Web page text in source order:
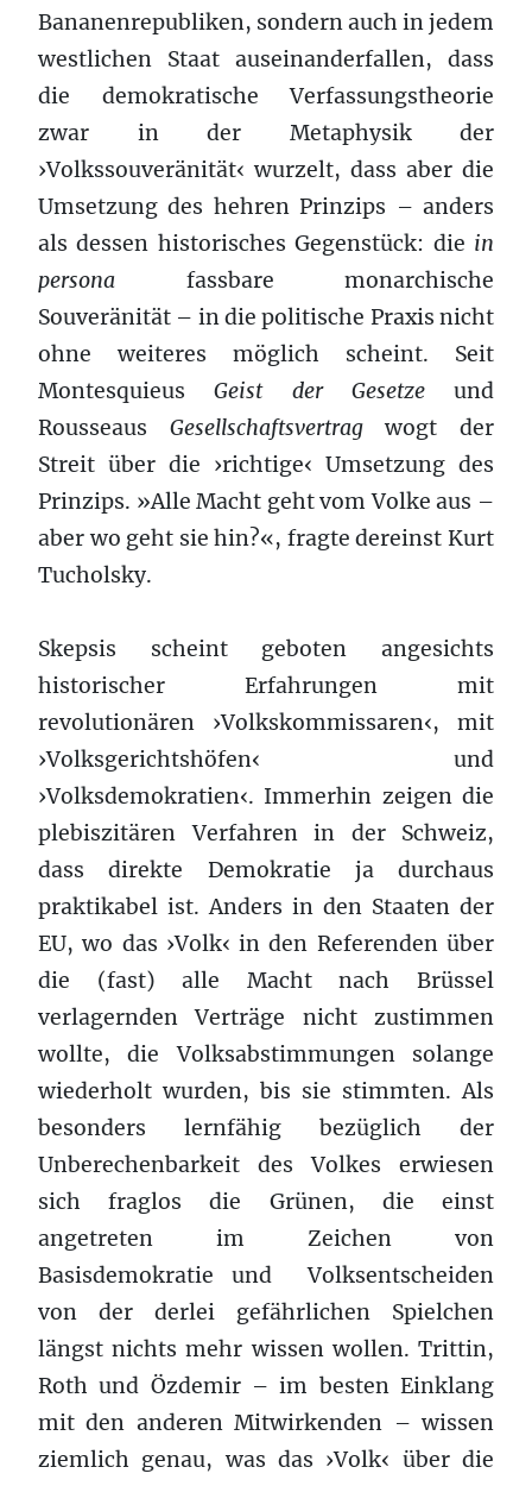
Bananenrepubliken, sondern auch in jedem
westlichen Staat auseinanderfallen, dass
die demokratische Verfassungstheorie
zwar in der Metaphysik der
›Volkssouveränität‹ wurzelt, dass aber die
Umsetzung des hehren Prinzips – anders
als dessen historisches Gegenstück: die in
persona fassbare monarchische
Souveränität – in die politische Praxis nicht
ohne weiteres möglich scheint. Seit
MontesquieusGeist der Gesetzeund
Rousseaus Gesellschaftsvertragwogt der
Streit über die ›richtige‹ Umsetzung des
Prinzips. »Alle Macht geht vom Volke aus –
aber wo geht sie hin?«, fragte dereinst Kurt
Tucholsky.
Skepsis scheint geboten angesichts
historischer Erfahrungen mit
revolutionären ›Volkskommissaren‹, mit
›Volksgerichtshöfen‹ und
›Volksdemokratien‹. Immerhin zeigen die
plebiszitären Verfahren in der Schweiz,
dass direkte Demokratie ja durchaus
praktikabel ist. Anders in den Staaten der
EU, wo das ›Volk‹ in den Referenden über
die (fast) alle Macht nach Brüssel
verlagernden Verträge nicht zustimmen
wollte, die Volksabstimmungen solange
wiederholt wurden, bis sie stimmten. Als
besonders lernfähig bezüglich der
Unberechenbarkeit des Volkes erwiesen
sich fraglos die Grünen, die einst
angetreten im Zeichen von
Basisdemokratie und Volksentscheiden
von der derlei gefährlichen Spielchen
längst nichts mehr wissen wollen. Trittin,
Roth und Özdemir – im besten Einklang
mit den anderen Mitwirkenden – wissen
ziemlich genau, was das ›Volk‹ über die